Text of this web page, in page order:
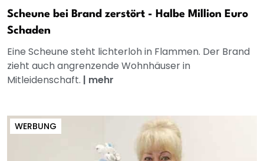
Scheune bei Brand zerstört - Halbe Million Euro
Schaden
Eine Scheune steht lichterloh in Flammen. Der Brand
zieht auch angrenzende Wohnhäuser in
Mitleidenschaft. | mehr
WERBUNG